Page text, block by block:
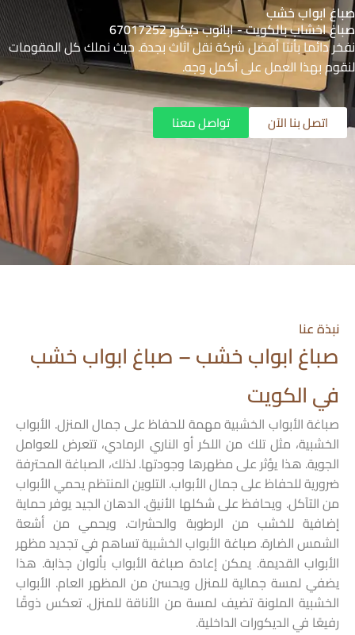
صباغ ابواب خشب
صباغ اخشاب بالكويت - ابانوب ديكور 67017252
نفخر دائما بأننا أفضل شركة نقل اثاث بجدة. حيث نملك كل المقومات
لنقوم بهذا العمل على أكمل وجه.
اتصل بنا الآن تواصل معنا
نبذة عنا
صباغ ابواب خشب – صباغ ابواب خشب
في الكويت
صباغة الأبواب الخشبية مهمة للحفاظ على جمال المنزل. الأبواب
الخشبية، مثل تلك من اللكر أو الناري الرمادي، تتعرض للعوامل
الجوية. هذا يؤثر على مظهرها وجودتها. لذلك، الصباغة المحترفة
ضرورية للحفاظ على جمال الأبواب. التلوين المنتظم يحمي الأبواب
من التآكل. ويحافظ على شكلها الأنيق. الدهان الجيد يوفر حماية
إضافية للخشب من الرطوبة والحشرات. ويحمي من أشعة
الشمس الضارة. صباغة الأبواب الخشبية تساهم في تجديد مظهر
الأبواب القديمة. يمكن إعادة صباغة الأبواب بألوان جذابة. هذا
يضفي لمسة جمالية للمنزل ويحسن من المظهر العام. الأبواب
الخشبية الملونة تضيف لمسة من الأناقة للمنزل. تعكس ذوقًا
رفيعًا في الديكورات الداخلية.